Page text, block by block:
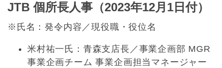
JTB 個所長人事（2023年12月1日付）
※氏名：発令内容／現役職・役位名
米村祐一氏：青森支店長／事業企画部 MGR
事業企画チーム 事業企画担当マネージャー